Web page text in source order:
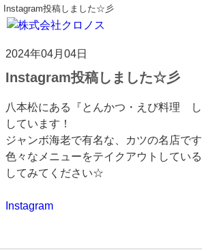
Instagram投稿しました☆彡
2024年04月04日
Instagram投稿しました☆彡
八本松にある『とんかつ・えび料理
しています！
ジャンボ海老で有名な、カツの名店で
色々なメニューをテイクアウトしてい
してみてください☆
Instagram